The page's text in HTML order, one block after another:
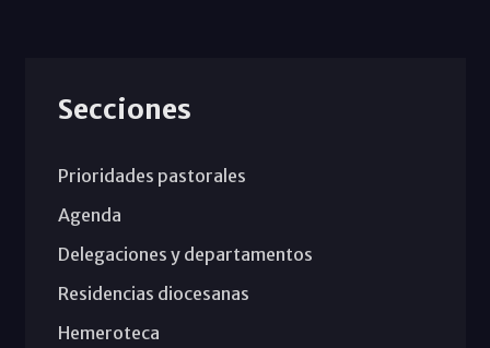
Secciones
Prioridades pastorales
Agenda
Delegaciones y departamentos
Residencias diocesanas
Hemeroteca